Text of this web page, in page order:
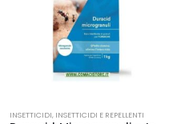
INSETTICIDI, INSETTICIDI BIOLOGICI,INSETTICIDI E REPELLENTI